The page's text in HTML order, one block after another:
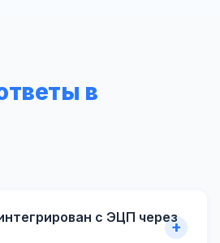
в
с ЭЦП через